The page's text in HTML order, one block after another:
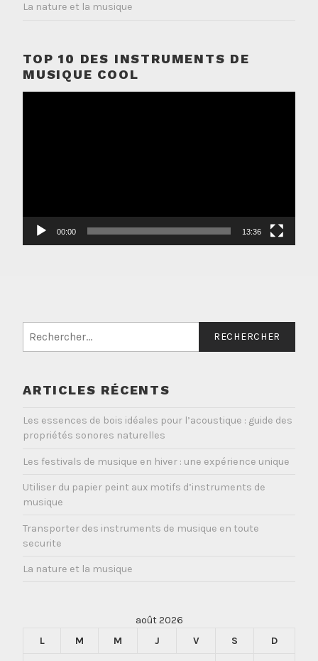
La nature et la musique
TOP 10 DES INSTRUMENTS DE
MUSIQUE COOL
00:00 13:36
ARTICLES RÉCENTS
Les essences de bois idéales pour l’acoustique : guide des
propriétés sonores naturelles
Les festivals de musique en hiver : une expérience unique
Utiliser du papier peint aux motifs d’instruments de
musique
Transporter des instruments de musique en toute
securite
La nature et la musique
août 2026
L
M M J V S D